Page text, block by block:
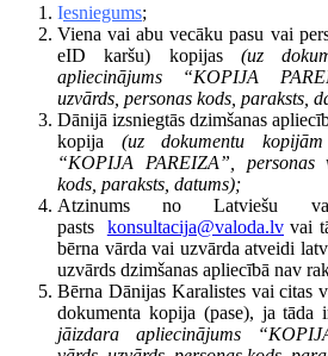
Iesniegums;
Viena vai abu vecāku pasu vai
eID karšu) kopijas (uz
apliecinājums “KOPIJA
uzvārds, personas kods, paraksts,
Dānijā izsniegtās dzimšanas
kopija (uz dokumentu
“KOPIJA PAREIZA”, personas
kods, paraksts, datums);
Atzinums no Latviešu
pasts konsultacija@valoda.lv vai
bērna vārda vai uzvārda atveidi
uzvārds dzimšanas apliecībā nav
Bērna Dānijas Karalistes vai citas
dokumenta kopija (pase), ja
jāizdara apliecinājums